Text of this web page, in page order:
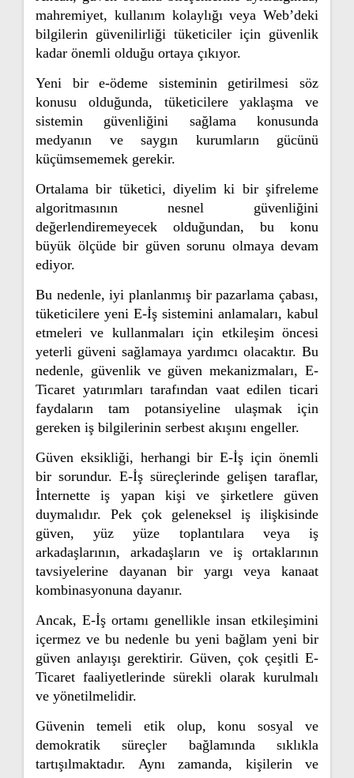
mahremiyet, kullanım kolaylığı veya Web’deki
bilgilerin güvenilirliği tüketiciler için güvenlik
kadar önemli olduğu ortaya çıkıyor.
Yeni bir e-ödeme sisteminin getirilmesi söz
konusu olduğunda, tüketicilere yaklaşma ve
sistemin güvenliğini sağlama konusunda
medyanın ve saygın kurumların gücünü
küçümsememek gerekir.
Ortalama bir tüketici, diyelim ki bir şifreleme
algoritmasının nesnel güvenliğini
değerlendiremeyecek olduğundan, bu konu
büyük ölçüde bir güven sorunu olmaya devam
ediyor.
Bu nedenle, iyi planlanmış bir pazarlama çabası,
tüketicilere yeni E-İş sistemini anlamaları, kabul
etmeleri ve kullanmaları için etkileşim öncesi
yeterli güveni sağlamaya yardımcı olacaktır. Bu
nedenle, güvenlik ve güven mekanizmaları, E-
Ticaret yatırımları tarafından vaat edilen ticari
faydaların tam potansiyeline ulaşmak için
gereken iş bilgilerinin serbest akışını engeller.
Güven eksikliği, herhangi bir E-İş için önemli
bir sorundur. E-İş süreçlerinde gelişen taraflar,
İnternette iş yapan kişi ve şirketlere güven
duymalıdır. Pek çok geleneksel iş ilişkisinde
güven, yüz yüze toplantılara veya iş
arkadaşlarının, arkadaşların ve iş ortaklarının
tavsiyelerine dayanan bir yargı veya kanaat
kombinasyonuna dayanır.
Ancak, E-İş ortamı genellikle insan etkileşimini
içermez ve bu nedenle bu yeni bağlam yeni bir
güven anlayışı gerektirir. Güven, çok çeşitli E-
Ticaret faaliyetlerinde sürekli olarak kurulmalı
ve yönetilmelidir.
Güvenin temeli etik olup, konu sosyal ve
demokratik süreçler bağlamında sıklıkla
tartışılmaktadır. Aynı zamanda, kişilerin ve